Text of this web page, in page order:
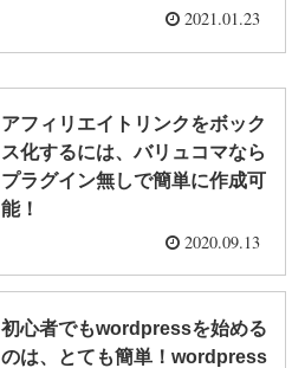
2021.01.23
アフィリエイトリンクをボック
ス化するには、バリュコマなら
プラグイン無しで簡単に作成可
能！
2020.09.13
初心者でもwordpressを始める
のは、とても簡単！wordpress